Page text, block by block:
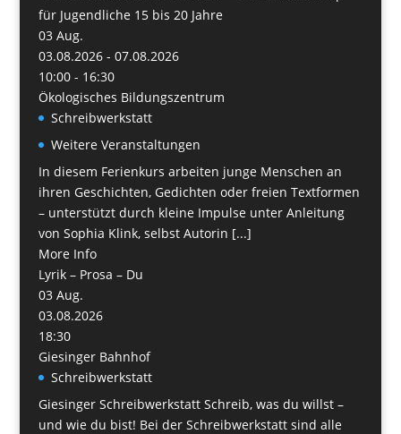
für Jugendliche 15 bis 20 Jahre
03 Aug.
03.08.2026 - 07.08.2026
10:00 - 16:30
Ökologisches Bildungszentrum
Schreibwerkstatt
Weitere Veranstaltungen
In diesem Ferienkurs arbeiten junge Menschen an
ihren Geschichten, Gedichten oder freien Textformen
– unterstützt durch kleine Impulse unter Anleitung
von Sophia Klink, selbst Autorin [...]
More Info
Lyrik – Prosa – Du
03 Aug.
03.08.2026
18:30
Giesinger Bahnhof
Schreibwerkstatt
Giesinger Schreibwerkstatt Schreib, was du willst –
und wie du bist! Bei der Schreibwerkstatt sind alle